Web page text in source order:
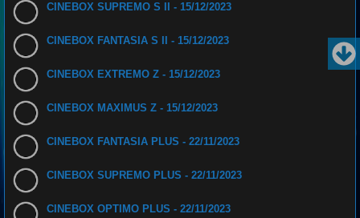
CINEBOX SUPREMO S II - 15/12/2023
CINEBOX FANTASIA S II - 15/12/2023
CINEBOX EXTREMO Z - 15/12/2023
CINEBOX MAXIMUS Z - 15/12/2023
CINEBOX FANTASIA PLUS - 22/11/2023
CINEBOX SUPREMO PLUS - 22/11/2023
CINEBOX OPTIMO PLUS - 22/11/2023